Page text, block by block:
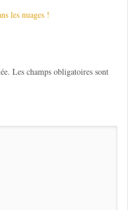
les nuages !
Les champs obligatoires sont